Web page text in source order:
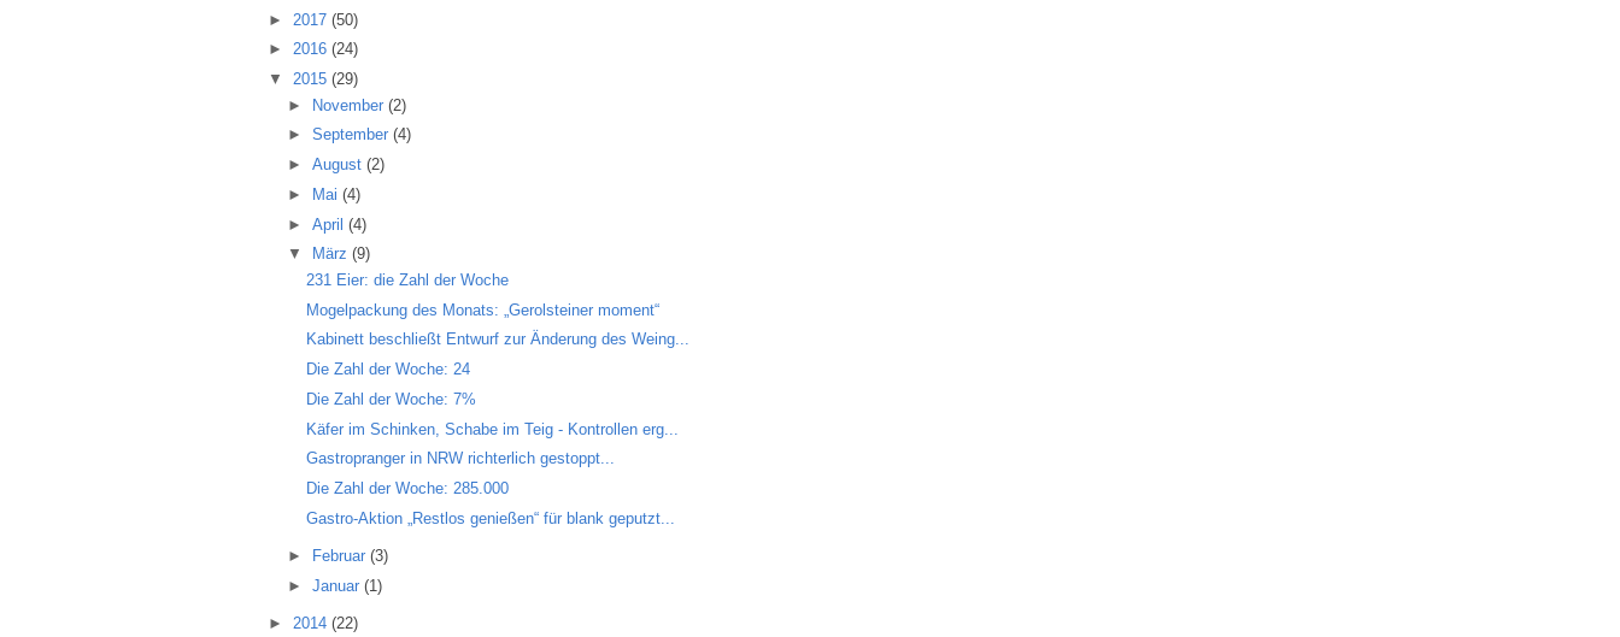
► 2017 (50)
► 2016 (24)
▼ 2015 (29)
► November (2)
► September (4)
► August (2)
►
Mai (4)
► April (4)
▼
März (9)
231 Eier: die Zahl der Woche
Mogelpackung des Monats: „Gerolsteiner moment“
Kabinett beschließt Entwurf zur Änderung des Weing...
Die Zahl der Woche: 24
Die Zahl der Woche: 7%
Käfer im Schinken, Schabe im Teig - Kontrollen erg...
Gastropranger in NRW richterlich gestoppt...
Die Zahl der Woche: 285.000
Gastro-Aktion „Restlos genießen“ für blank geputzt...
► Februar (3)
► Januar (1)
► 2014 (22)